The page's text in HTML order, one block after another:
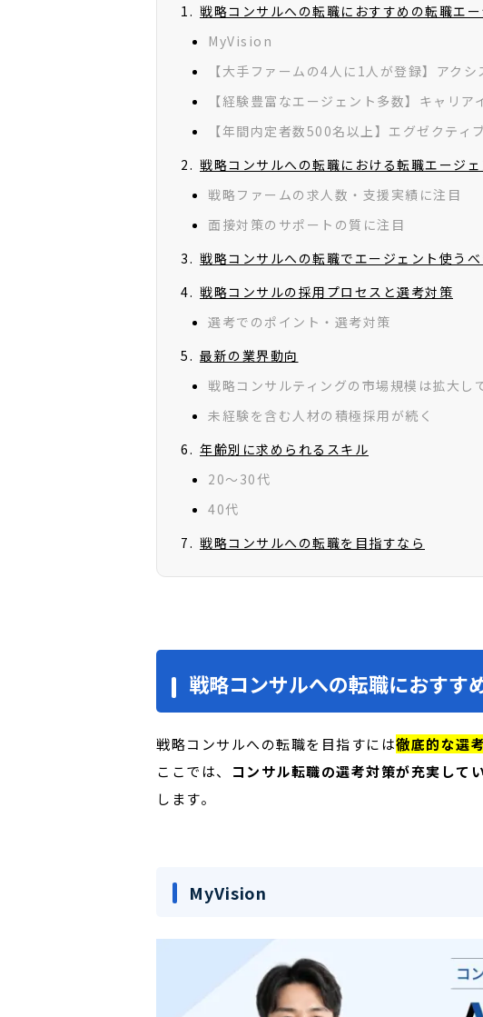
戦略コンサルへの転職におすすめの転職エ
MyVision
【大手ファームの4人に1人が登録】アク
【経験豊富なエージェント多数】キャリア
【年間内定者数500名以上】エグゼクティ
戦略コンサルへの転職における転職エージ
戦略ファームの求人数・支援実績に注目
面接対策のサポートの質に注目
戦略コンサルへの転職でエージェント使うべ
戦略コンサルの採用プロセスと選考対策
選考でのポイント・選考対策
最新の業界動向
戦略コンサルティングの市場規模は拡大し
未経験を含む人材の積極採用が続く
年齢別に求められるスキル
20～30代
40代
戦略コンサルへの転職を目指すなら
戦略コンサルへの転職におすす
戦略コンサルへの転職を目指すには徹底的な選
ここでは、
コンサル転職の選考対策が充実して
します。
MyVision